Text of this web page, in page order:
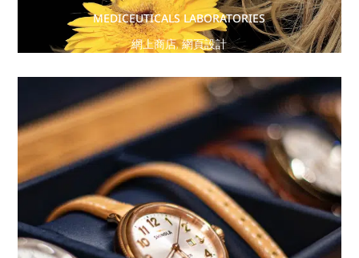
MEDICEUTICALS LABORATORIES
網上商店,網頁設計